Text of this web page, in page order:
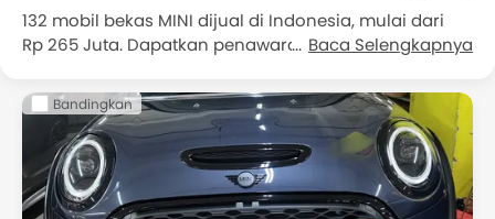
132 mobil bekas MINI dijual di Indonesia, mulai dari
Rp 265 Juta. Dapatkan penawaran terbaik untuk MINI
fitur, foto dan spesifikasi. Pilih dari 132 MINI bekas di
Indonesia
Simak daftar harga Mobil bekas MINI di bawah untuk
melihat harga dan kredit yang tersedia serta
informasi DP dan cicilan.
Baca Selengkapnya
Bandingkan